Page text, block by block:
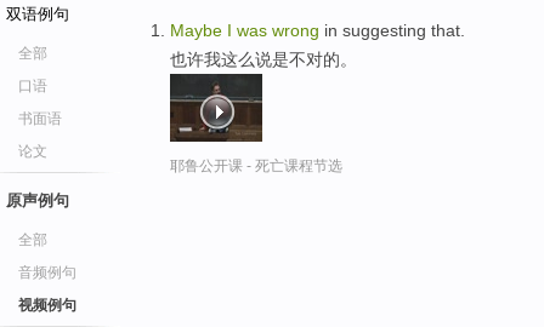
双语例句
全部
口语
书面语
论文
原声例句
全部
音频例句
视频例句
Maybe I was wrong in suggesting that.
也许我这么说是不对的。
耶鲁公开课 - 死亡课程节选